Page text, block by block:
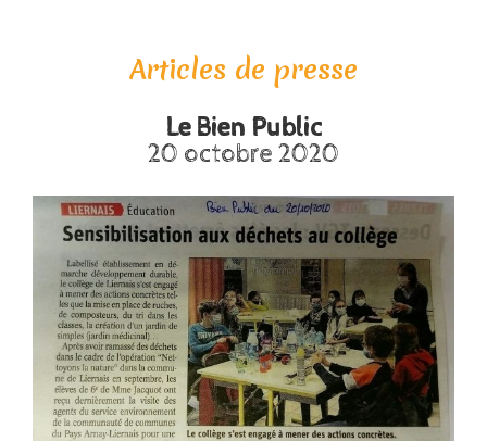
Articles de presse
Le Bien Public
20 octobre 2020